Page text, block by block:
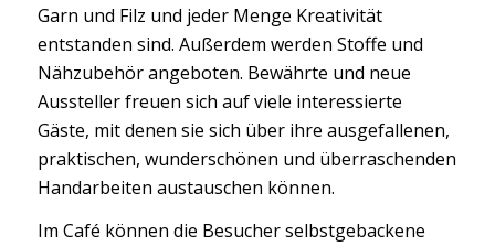
Garn und Filz und jeder Menge Kreativität
entstanden sind. Außerdem werden Stoffe und
Nähzubehör angeboten. Bewährte und neue
Aussteller freuen sich auf viele interessierte
Gäste, mit denen sie sich über ihre ausgefallenen,
praktischen, wunderschönen und überraschenden
Handarbeiten austauschen können.
Im Café können die Besucher selbstgebackene